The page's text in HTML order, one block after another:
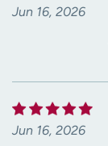
Jun 16, 2026
Jun 16, 2026